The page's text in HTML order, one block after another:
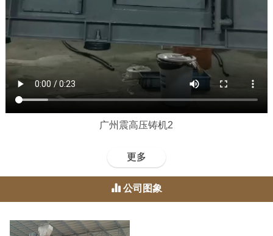
广州震高压铸机2
更多
公司图象